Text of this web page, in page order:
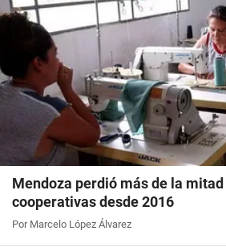
Mendoza perdió más de la mitad
cooperativas desde 2016
Por Marcelo López Álvarez